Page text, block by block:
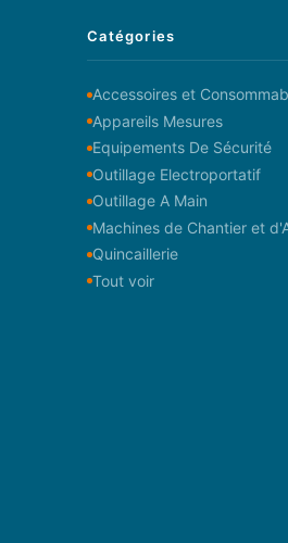
Catégories
Accessoires et
Appareils Mesures
Equipements De Sécurité
Outillage Electroportatif
Outillage A Main
Machines de Chantier et
Quincaillerie
Tout voir